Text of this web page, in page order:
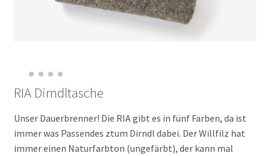
RIA Dirndltasche
Unser Dauerbrenner! Die RIA gibt es in fünf Farben, da ist
immer was Passendes ztum Dirndl dabei. Der Willfilz hat
immer einen Naturfarbton (ungefärbt), der kann mal